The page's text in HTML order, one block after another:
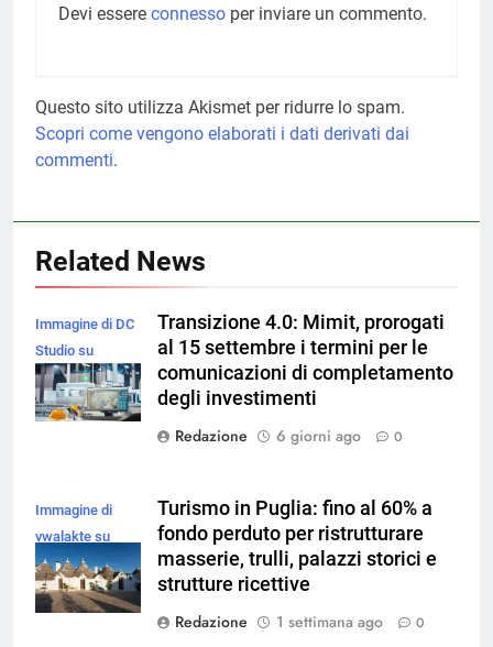
Devi essere connesso per inviare un commento.
Questo sito utilizza Akismet per ridurre lo spam.
Scopri come vengono elaborati i dati derivati dai
commenti.
Related News
Immagine di DC
Studio su
Magnific
Transizione 4.0: Mimit, prorogati
al 15 settembre i termini per le
comunicazioni di completamento
degli investimenti
Redazione
6 giorni ago 0
Immagine di
vwalakte su
Magnific
Turismo in Puglia: fino al 60% a
fondo perduto per ristrutturare
masserie, trulli, palazzi storici e
strutture ricettive
Redazione
1 settimana ago 0